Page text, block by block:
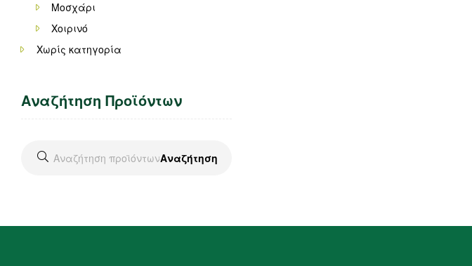
Μοσχάρι
Χοιρινό
Χωρίς κατηγορία
Αναζήτηση Προϊόντων
Αναζήτηση